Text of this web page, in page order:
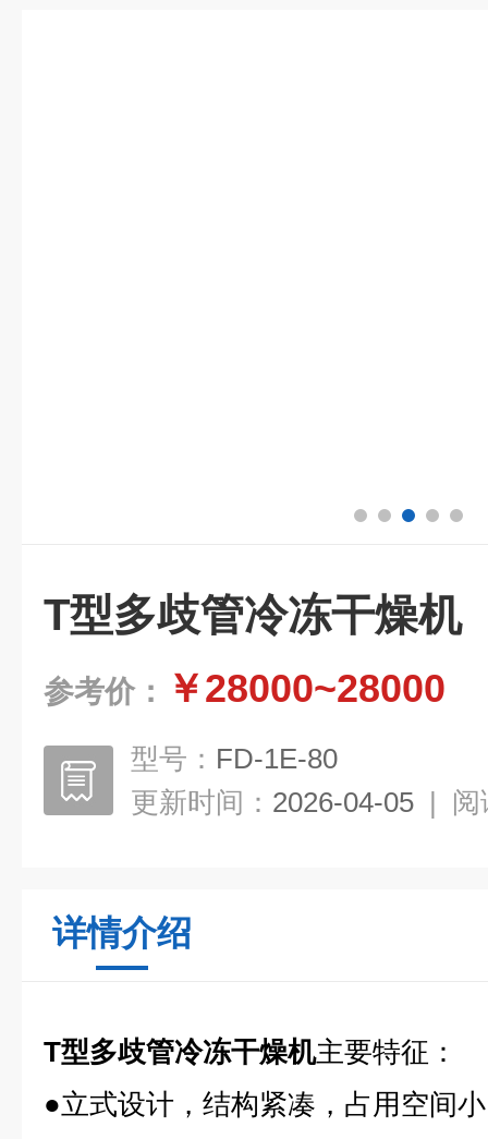
T型多歧管冷冻干燥机
参考价： ￥28000~28000
型号： FD-1E-80
更新时间： 2026-04-05 | 阅
详情介绍
T型多歧管冷冻干燥机主要特征：
●立式设计，结构紧凑，占用空间